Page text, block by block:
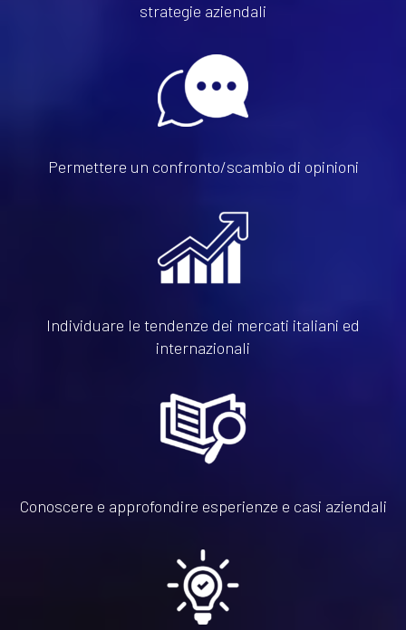
strategie aziendali
Permettere un confronto/scambio di opinioni
Individuare le tendenze dei mercati italiani ed
internazionali
Conoscere e approfondire esperienze e casi aziendali